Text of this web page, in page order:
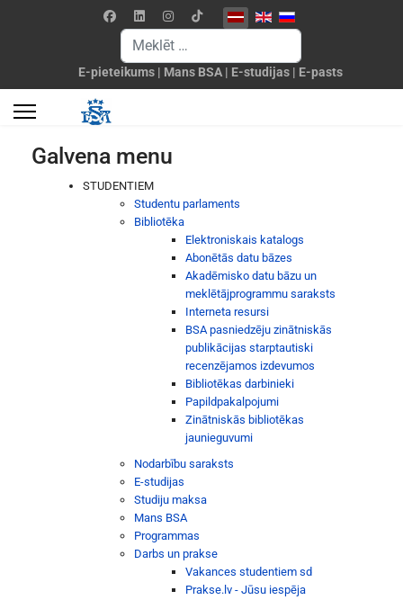
Izvēlieties valodu
Meklēšanas forma
E-pieteikums | Mans BSA | E-studijas | E-pasts
Galvena menu
STUDENTIEM
Studentu parlaments
Bibliotēka
Elektroniskais katalogs
Abonētās datu bāzes
Akadēmisko datu bāzu un
meklētājprogrammu saraksts
Interneta resursi
BSA pasniedzēju zinātniskās
publikācijas starptautiski
recenzējamos izdevumos
Bibliotēkas darbinieki
Papildpakalpojumi
Zinātniskās bibliotēkas
jaunieguvumi
Nodarbību saraksts
E-studijas
Studiju maksa
Mans BSA
Programmas
Darbs un prakse
Vakances studentiem sd
Prakse.lv - Jūsu iespēja